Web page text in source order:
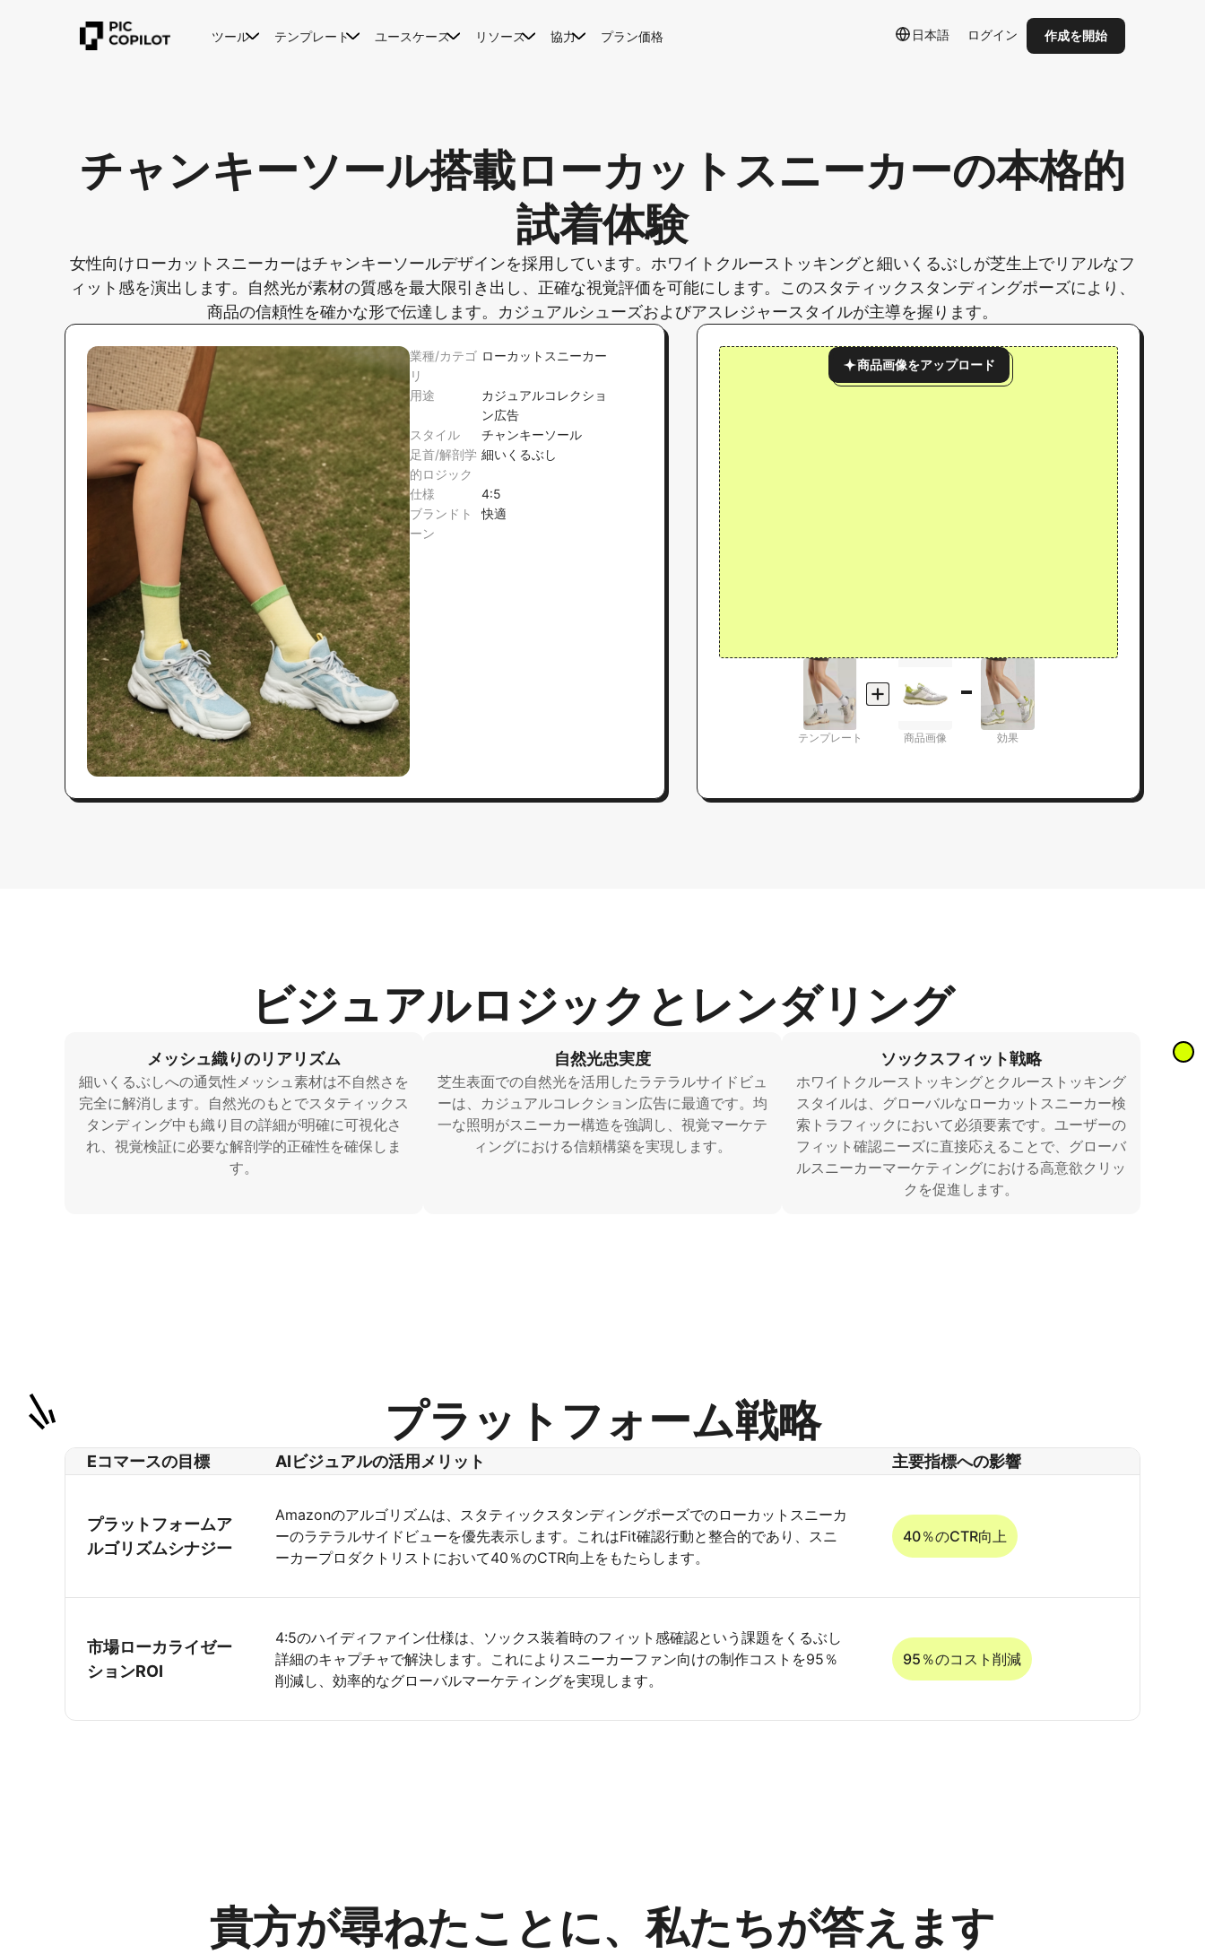
ツール テンプレート ユースケース リソース 協力 プラン価格 日本語 ログイン 作成を開始
チャンキーソール搭載ローカットスニーカーの本格的
試着体験
女性向けローカットスニーカーはチャンキーソールデザインを採用しています。ホワイトクルーストッキングと細いくるぶしが芝生上でリアルなフ
ィット感を演出します。自然光が素材の質感を最大限引き出し、正確な視覚評価を可能にします。このスタティックスタンディングポーズにより、
商品の信頼性を確かな形で伝達します。カジュアルシューズおよびアスレジャースタイルが主導を握ります。
業種/カテゴ
リ
ローカットスニーカー
用途
カジュアルコレクショ
ン広告
スタイル
チャンキーソール
足首/解剖学
的ロジック
細いくるぶし
仕様
4:5
ブランドト
ーン
快適
商品画像をアップロード
テンプレート 商品画像 効果
ビジュアルロジックとレンダリング
メッシュ織りのリアリズム
細いくるぶしへの通気性メッシュ素材は不自然さを
完全に解消します。自然光のもとでスタティックス
タンディング中も織り目の詳細が明確に可視化さ
れ、視覚検証に必要な解剖学的正確性を確保しま
す。
自然光忠実度
芝生表面での自然光を活用したラテラルサイドビュ
ーは、カジュアルコレクション広告に最適です。均
一な照明がスニーカー構造を強調し、視覚マーケテ
ィングにおける信頼構築を実現します。
ソックスフィット戦略
ホワイトクルーストッキングとクルーストッキング
スタイルは、グローバルなローカットスニーカー検
索トラフィックにおいて必須要素です。ユーザーの
フィット確認ニーズに直接応えることで、グローバ
ルスニーカーマーケティングにおける高意欲クリッ
クを促進します。
プラットフォーム戦略
Eコマースの目標 AIビジュアルの活用メリット 主要指標への影響
プラットフォームア
ルゴリズムシナジー
Amazonのアルゴリズムは、スタティックスタンディングポーズでのローカットスニーカ
ーのラテラルサイドビューを優先表示します。これはFit確認行動と整合的であり、スニ
ーカープロダクトリストにおいて40％のCTR向上をもたらします。
40％のCTR向上
市場ローカライゼー
ションROI
4:5のハイディファイン仕様は、ソックス装着時のフィット感確認という課題をくるぶし
詳細のキャプチャで解決します。これによりスニーカーファン向けの制作コストを95％
削減し、効率的なグローバルマーケティングを実現します。
95％のコスト削減
貴方が尋ねたことに、私たちが答えます